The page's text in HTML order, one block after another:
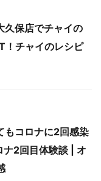
久保店でチャイの
！チャイのレシピ
もコロナに2回感染
ナ2回目体験談 | オ